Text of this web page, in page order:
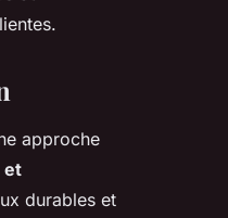
approche
et
durables et